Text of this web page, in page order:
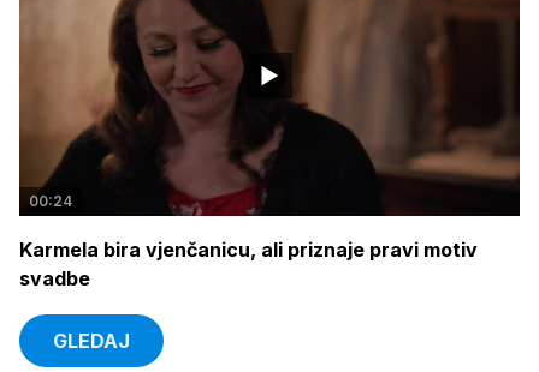
00:24
Karmela bira vjenčanicu, ali priznaje pravi motiv
svadbe
GLEDAJ